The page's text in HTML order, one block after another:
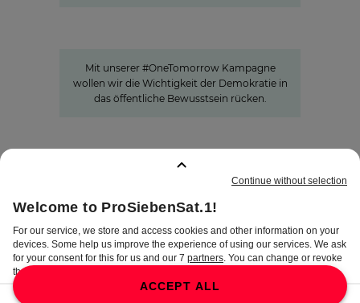
Mit unserer #OneTomorrow Kampagne
wollen wir die Wichtigkeit der Demokratie in
das öffentliche Bewusstsein rücken.
DATENSCHUTZ
AGB
AEB
PRIVATSPHÄRE-
EINSTELLUNGEN
COMPLIANCE &
HINWEISGEBERSYSTEM